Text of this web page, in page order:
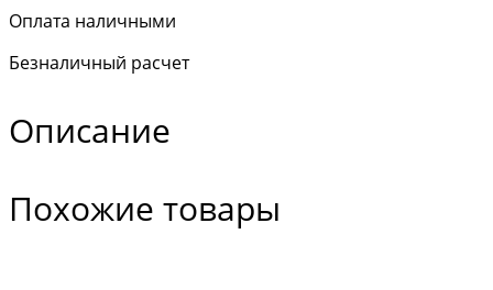
Оплата наличными
Безналичный расчет
Описание
Похожие товары